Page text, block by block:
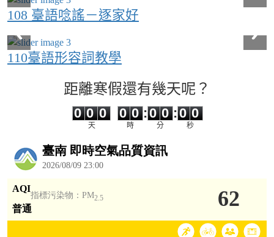
108 臺語唸謠－逐家好
110臺語形容詞教學
距離寒假還有幾天呢？
0
0
0
0
0
0
天
0
0
0
0
時
:
0
0
0
0
分
:
0
0
0
0
秒